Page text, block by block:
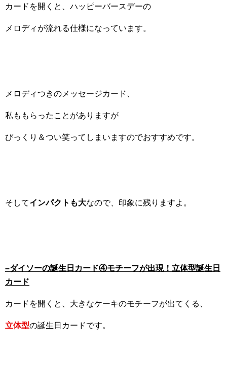
カードを開くと、ハッピーバースデーの
メロディが流れる仕様になっています。
メロディつきのメッセージカード、
私ももらったことがありますが
びっくり＆つい笑ってしまいますのでおすすめです。
そしてインパクトも大なので、印象に残りますよ。
–ダイソーの誕生日カード④モチーフが出現！立体型誕生日
カード
カードを開くと、大きなケーキのモチーフが出てくる、
立体型の誕生日カードです。